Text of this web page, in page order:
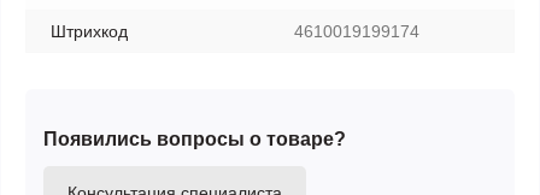
Штрихкод 4610019199174
Появились вопросы о товаре?